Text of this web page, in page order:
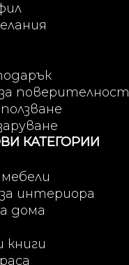
поверителност
КАТЕГОРИИ
мебели
интериора
дома
книги